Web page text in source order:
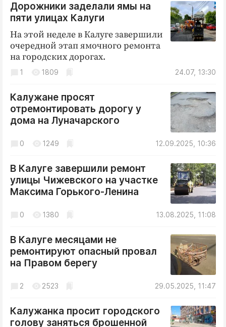
Новости компаний
Статьи
Народные новости
Авто и транспорт
Благоустройство
Культура
Недвижимость и ЖКХ
Общество
Праздники
Происшествия
ПРОЕКТЫ
Блоги
Интересное чтиво
Клиника года
Дорожники заделали ямы на
пяти улицах Калуги
На этой неделе в Калуге завершили
очередной этап ямочного ремонта
на городских дорогах.
24.07, 13:30
1 1809
Калужане просят
отремонтировать дорогу у
дома на Луначарского
12.09.2025, 10:36
0 1249
В Калуге завершили ремонт
улицы Чижевского на участке
Максима Горького-Ленина
13.08.2025, 11:08
0 1380
В Калуге месяцами не
ремонтируют опасный провал
на Правом берегу
29.05.2025, 11:47
2 2523
Калужанка просит городского
голову заняться брошенной